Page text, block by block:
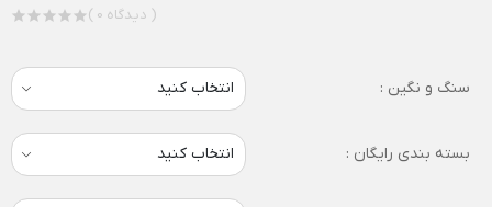
( 0 دیدگاه )
سنگ و نگین :
بسته بندی رایگان :